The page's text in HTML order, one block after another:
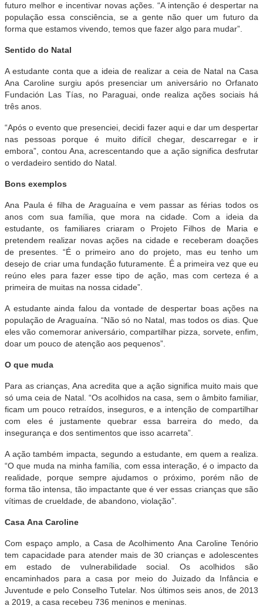
futuro melhor e incentivar novas ações. “A intenção é despertar na
população essa consciência, se a gente não quer um futuro da
forma que estamos vivendo, temos que fazer algo para mudar”.
Sentido do Natal
A estudante conta que a ideia de realizar a ceia de Natal na Casa
Ana Caroline surgiu após presenciar um aniversário no Orfanato
Fundación Las Tías, no Paraguai, onde realiza ações sociais há
três anos.
“Após o evento que presenciei, decidi fazer aqui e dar um despertar
nas pessoas porque é muito difícil chegar, descarregar e ir
embora”, contou Ana, acrescentando que a ação significa desfrutar
o verdadeiro sentido do Natal.
Bons exemplos
Ana Paula é filha de Araguaína e vem passar as férias todos os
anos com sua família, que mora na cidade. Com a ideia da
estudante, os familiares criaram o Projeto Filhos de Maria e
pretendem realizar novas ações na cidade e receberam doações
de presentes. “É o primeiro ano do projeto, mas eu tenho um
desejo de criar uma fundação futuramente. É a primeira vez que eu
reúno eles para fazer esse tipo de ação, mas com certeza é a
primeira de muitas na nossa cidade”.
A estudante ainda falou da vontade de despertar boas ações na
população de Araguaína. “Não só no Natal, mas todos os dias. Que
eles vão comemorar aniversário, compartilhar pizza, sorvete, enfim,
doar um pouco de atenção aos pequenos”.
O que muda
Para as crianças, Ana acredita que a ação significa muito mais que
só uma ceia de Natal. “Os acolhidos na casa, sem o âmbito familiar,
ficam um pouco retraídos, inseguros, e a intenção de compartilhar
com eles é justamente quebrar essa barreira do medo, da
insegurança e dos sentimentos que isso acarreta”.
A ação também impacta, segundo a estudante, em quem a realiza.
“O que muda na minha família, com essa interação, é o impacto da
realidade, porque sempre ajudamos o próximo, porém não de
forma tão intensa, tão impactante que é ver essas crianças que são
vítimas de crueldade, de abandono, violação”.
Casa Ana Caroline
Com espaço amplo, a Casa de Acolhimento Ana Caroline Tenório
tem capacidade para atender mais de 30 crianças e adolescentes
em estado de vulnerabilidade social. Os acolhidos são
encaminhados para acasa por meio do Juizado da Infância e
Juventude e pelo Conselho Tutelar. Nos últimos seis anos, de 2013
a 2019, a casa recebeu 736 meninos e meninas.